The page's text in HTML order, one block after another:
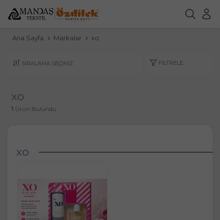
Ana Sayfa Markalar xo
FILTRELE
xo
1 Ürün Bulundu
xo